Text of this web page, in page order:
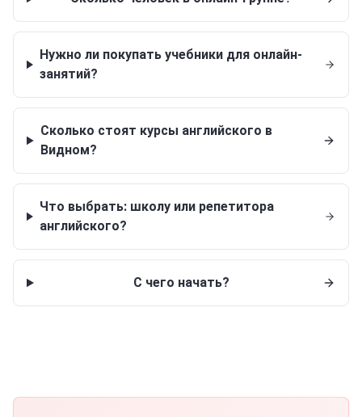
Нужно ли покупать учебники для онлайн-
занятий?
Сколько стоят курсы английского в
Видном?
Что выбрать: школу или репетитора
английского?
С чего начать?